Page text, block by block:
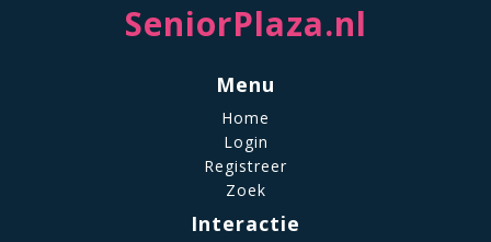
SeniorPlaza.nl
Menu
Home
Login
Registreer
Zoek
Interactie